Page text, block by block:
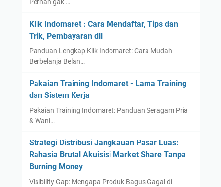
Pernah gak …
Klik Indomaret : Cara Mendaftar, Tips dan
Trik, Pembayaran dll
Panduan Lengkap Klik Indomaret: Cara Mudah
Berbelanja Belan…
Pakaian Training Indomaret - Lama Training
dan Sistem Kerja
Pakaian Training Indomaret: Panduan Seragam Pria
& Wani…
Strategi Distribusi Jangkauan Pasar Luas:
Rahasia Brutal Akuisisi Market Share Tanpa
Burning Money
Visibility Gap: Mengapa Produk Bagus Gagal di